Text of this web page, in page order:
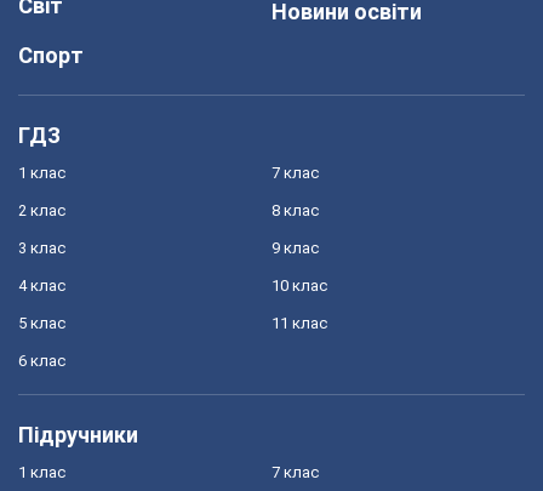
Світ
Спорт
Новини освіти
ГДЗ
1 клас
2 клас
3 клас
4 клас
5 клас
6 клас
7 клас
8 клас
9 клас
10 клас
11 клас
Підручники
1 клас 7 клас